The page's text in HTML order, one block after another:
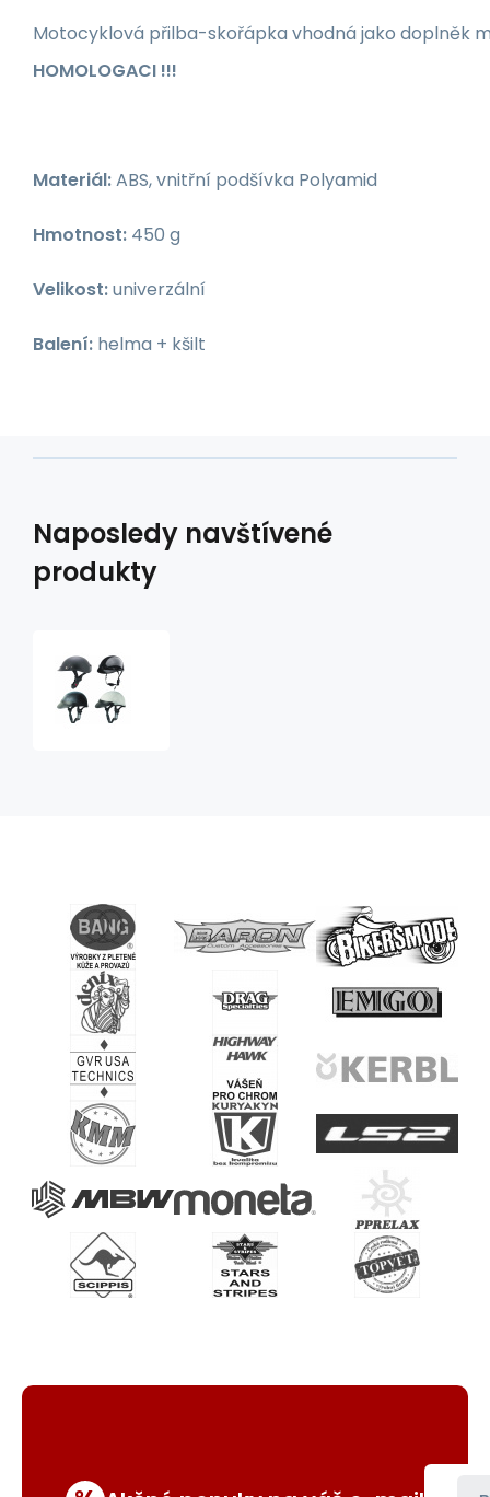
Motocyklová přilba-skořápka vhodná jako doplněk
HOMOLOGACI !!!
Materiál:ABS, vnitřní podšívka Polyamid
Hmotnost: 450 g
Velikost:univerzální
Balení: helma + kšilt
Naposledy navštívené
produkty